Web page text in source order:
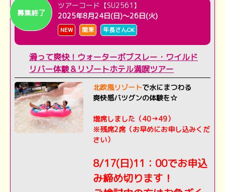
募集終了
ツアーコード【SU2561】
2025年8月24日(日)～26日(火)
NEW 関東 年長さんOK
滑って爽快！ウォーターボブスレー・ワイルド
リバー体験＆リゾートホテル満喫ツアー
北欧風リゾートで水にまつわる
爽快感バツグンの体験を☆
増席しました（40→49）
※残席2席（お早めにお申し込みくだ
さい）
8/17(日)11：00でお申込
み締め切ります！